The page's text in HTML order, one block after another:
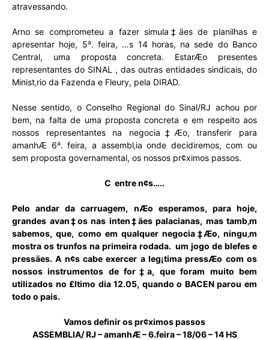
atravessando.
Arno se comprometeu a fazer simula‡äes de planilhas e
apresentar hoje, 5a. feira, …s 14 horas, na sede do Banco
Central, uma proposta concreta. EstarÆo presentes
representantes do SINAL , das outras entidades sindicais, do
Minist‚rio da Fazenda e Fleury, pela DIRAD.
Nesse sentido, o Conselho Regional do Sinal/RJ achou por
bem, na falta de uma proposta concreta e em respeito aos
nossos representantes na negocia‡Æo, transferir para
amanhÆ 6a. feira, a assembl‚ia onde decidiremos, com ou
sem proposta governamental, os nossos pr¢ximos passos.
C entre n¢s…..
Pelo andar da carruagem, nÆo esperamos, para hoje,
grandes avan‡os nas inten‡äes palacianas, mas tamb‚m
sabemos, que, como em qualquer negocia‡Æo, ningu‚m
mostra os trunfos na primeira rodada.  um jogo de blefes e
pressäes. A n¢s cabe exercer a leg¡tima pressÆo com os
nossos instrumentos de for‡a, que foram muito bem
utilizados no £ltimo dia 12.05, quando o BACEN parou em
todo o pais.
Vamos definir os pr¢ximos passos
ASSEMBLIA/ RJ – amanhÆ – 6.feira – 18/06 – 14 HS